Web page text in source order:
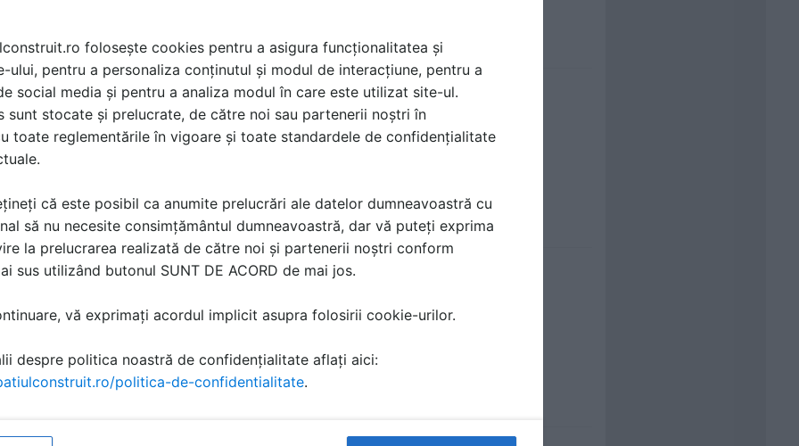
la impact ALGERNON - SEC 054
PRODUS | 8 P | LIMBA: RO
cu vid - certificare ETA 200048 SIBELIUS
PRODUS | 1 P | LIMBA: EN
folosește cookies pentru a asigura funcționalitatea și
ului, pentru a personaliza conținutul și modul de interacțiune, pentru a
social media și pentru a analiza modul în care este utilizat site-ul.
sunt stocate și prelucrate, de către noi sau partenerii noștri în
toate reglementările în vigoare și toate standardele de confidențialitate
că este posibil ca anumite prelucrări ale datelor dumneavoastră cu
să nu necesite consimțământul dumneavoastră, dar vă puteți exprima
la prelucrarea realizată de către noi și partenerii noștri conform
sus utilizând butonul SUNT DE ACORD de mai jos.
vă exprimați acordul implicit asupra folosirii cookie-urilor.
despre politica noastră de confidențialitate aflați aici:
politica-de-confidentialitate.